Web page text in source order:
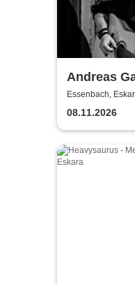
Andreas
Volks-
Unplugged
Essenbach,
08.11.2026